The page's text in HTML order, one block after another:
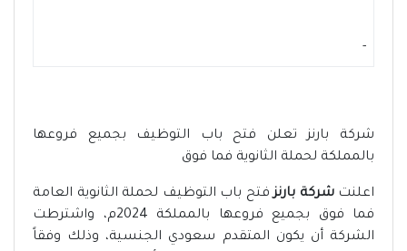
-
شركة بارنز تعلن فتح باب التوظيف بجميع فروعها
بالمملكة لحملة الثانوية فما فوق
اعلنتشركة بارنزفتح باب التوظيف لحملة الثانوية العامة
فما فوق بجميع فروعها بالمملكة 2024م، واشترطت
الشركة أن يكون المتقدم سعودي الجنسية، وذلك وفقاً